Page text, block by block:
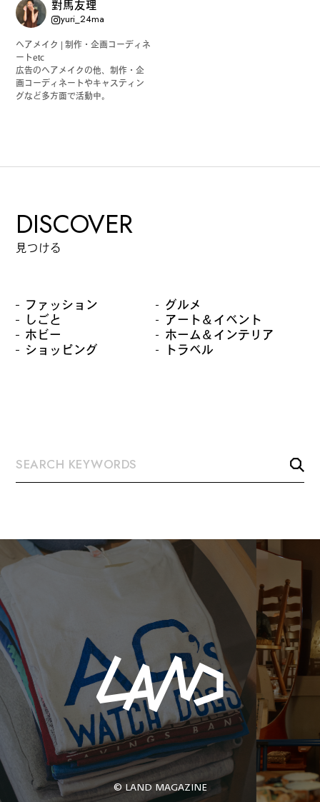
JOIN US !
ター」を募集中！公式LINEで編集部と直接チャットで
やりとりできる場所。おすすめのお店や特集してほし
い内容など何でも話そう。
對馬友理
yuri_24ma
ヘアメイク | 制作・企画コーディネ
ートetc
広告のヘアメイクの他、制作・企
画コーディネートやキャスティン
グなど多方面で活動中。
DISCOVER
見つける
ファッション
グルメ
しごと
アート＆イベント
ホビー
ホーム＆インテリア
ショッピング
トラベル
© LAND MAGAZINE